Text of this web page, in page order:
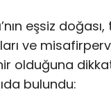
eşsiz
ve
olduğuna
bulundu: